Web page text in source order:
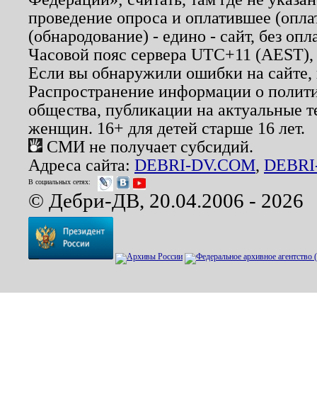
проведение опроса и оплатившее
(обнародование) - едино - сайт, без
Часовой пояс сервера UTC+11
Если вы обнаружили ошибки на
Распространение информации о
общества, публикации на актуальные
женщин. 16+ для детей старше 16 лет.
СМИ не получает субсидий.
Адреса сайта: DEBRI-DV.COM,
В социальных сетях:
© Дебри-ДВ, 20.04.2006 - 2026